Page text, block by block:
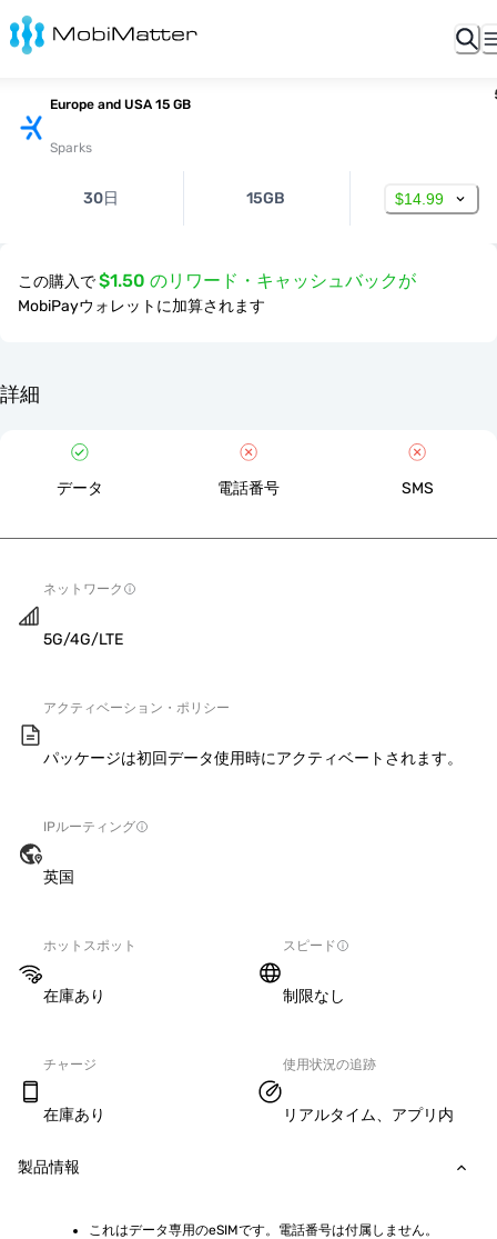
Europe and USA 15 GB
Sparks
30日 15GB $14.99
この購入で$1.50 のリワード・キャッシュバックが
MobiPayウォレットに加算されます
詳細
データ 電話番号 SMS
ネットワーク
5G/4G/LTE
アクティベーション・ポリシー
パッケージは初回データ使用時にアクティベートされます。
IPルーティング
英国
ホットスポット
在庫あり
スピード
制限なし
チャージ
在庫あり
使用状況の追跡
リアルタイム、アプリ内
製品情報
これはデータ専用のeSIMです。電話番号は付属しません。